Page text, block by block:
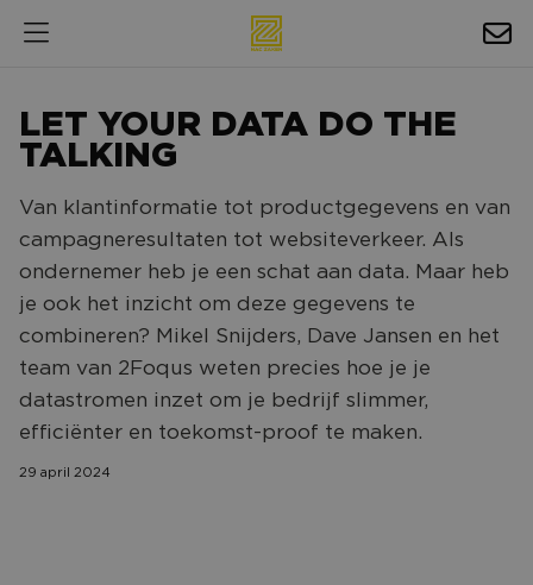
EXPOSURE
AGENDA
NAC ZAKELIJK
FOTO'S & VIDEO'S
LET YOUR DATA DO THE
TALKING
Van klantinformatie tot productgegevens en van
campagneresultaten tot websiteverkeer. Als
ondernemer heb je een schat aan data. Maar heb
je ook het inzicht om deze gegevens te
combineren? Mikel Snijders, Dave Jansen en het
team van 2Foqus weten precies hoe je je
datastromen inzet om je bedrijf slimmer,
efficiënter en toekomst-proof te maken.
29 april 2024